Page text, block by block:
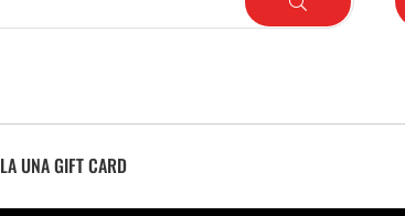
UNA GIFT CARD